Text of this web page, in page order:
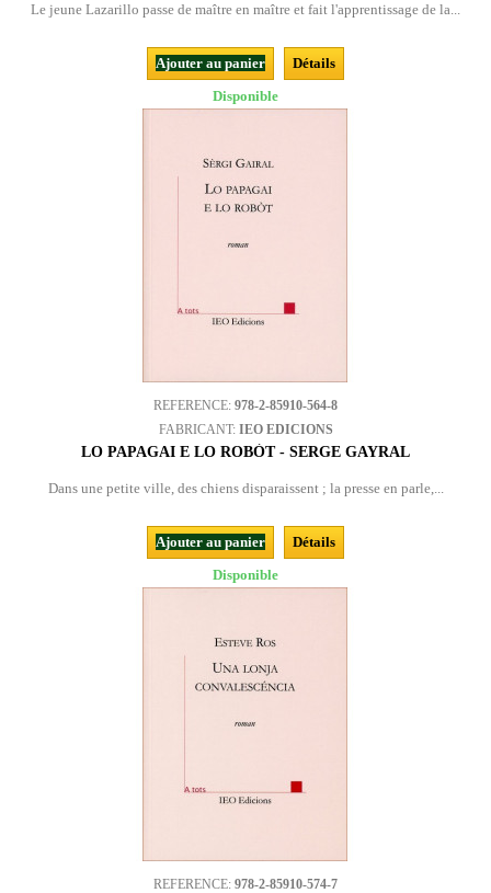
Le jeune Lazarillo passe de maître en maître et fait l'apprentissage de la...
Ajouter au panier
Détails
Disponible
REFERENCE: 978-2-85910-564-8
FABRICANT: IEO EDICIONS
LO PAPAGAI E LO ROBÒT - SERGE GAYRAL
Dans une petite ville, des chiens disparaissent ; la presse en parle,...
Ajouter au panier
Détails
Disponible
REFERENCE: 978-2-85910-574-7